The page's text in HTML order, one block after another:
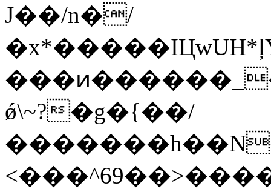
J��/n�/
ǿ\~?�g�{��/